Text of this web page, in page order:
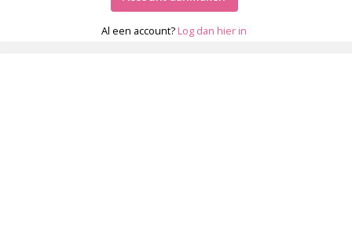
Al een account? Log dan hier in